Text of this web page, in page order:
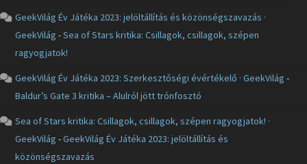
GeekVilág Év Játéka 2023: jelöltállítás és közönségszavazás ·
GeekVilág -Sea of Stars kritika: Csillagok, csillagok, szépen
ragyogjatok!
GeekVilág Év Játéka 2023: Szerkesztőségi évértékelő · GeekVilág -
Baldur’s Gate 3 kritika – Alulról jött trónfosztó
Sea of Stars kritika: Csillagok, csillagok, szépen ragyogjatok! ·
GeekVilág -GeekVilág Év Játéka 2023: jelöltállítás és
közönségszavazás